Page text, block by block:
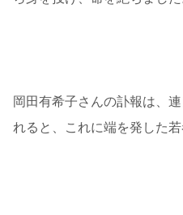
岡田有希子さんの訃報は、
れると、これに端を発した